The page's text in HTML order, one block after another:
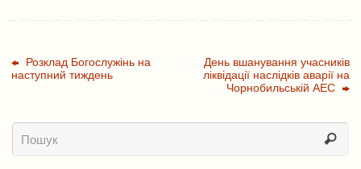
Розклад Богослужінь на
наступний тиждень
День вшанування учасників
ліквідації наслідків аварії на
Чорнобильській АЕС